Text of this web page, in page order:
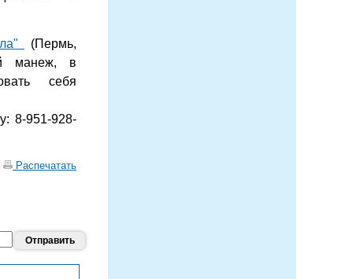
(Пермь,
манеж, в
себя
8-951-928-
Распечатать